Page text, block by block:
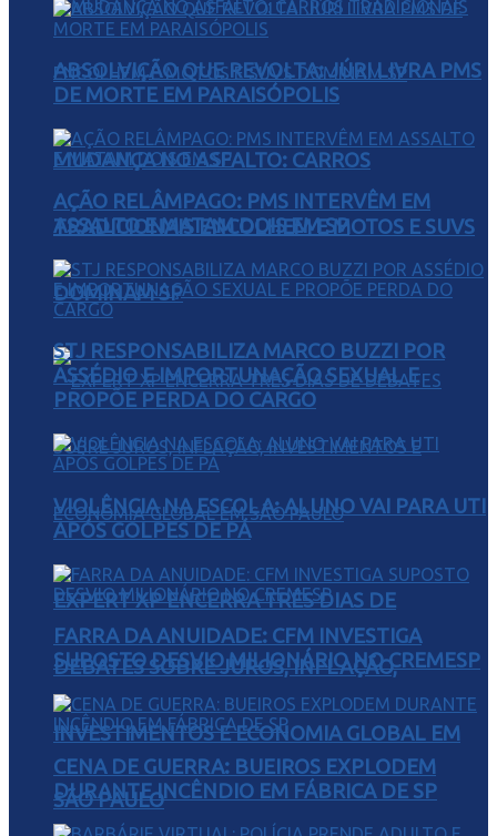
MUDANÇA NO ASFALTO: CARROS
TRADICIONAIS ENCOLHEM E MOTOS E SUVS
DOMINAM SP
EXPERT XP ENCERRA TRÊS DIAS DE
DEBATES SOBRE JUROS, INFLAÇÃO,
INVESTIMENTOS E ECONOMIA GLOBAL EM
SÃO PAULO
ABSOLVIÇÃO QUE REVOLTA: JÚRI LIVRA PMS
DE MORTE EM PARAISÓPOLIS
AÇÃO RELÂMPAGO: PMS INTERVÊM EM
ASSALTO E MATAM DOIS EM SP
STJ RESPONSABILIZA MARCO BUZZI POR
ASSÉDIO E IMPORTUNAÇÃO SEXUAL E
PROPÕE PERDA DO CARGO
VIOLÊNCIA NA ESCOLA: ALUNO VAI PARA UTI
APÓS GOLPES DE PÁ
FARRA DA ANUIDADE: CFM INVESTIGA
SUPOSTO DESVIO MILIONÁRIO NO CREMESP
CENA DE GUERRA: BUEIROS EXPLODEM
DURANTE INCÊNDIO EM FÁBRICA DE SP